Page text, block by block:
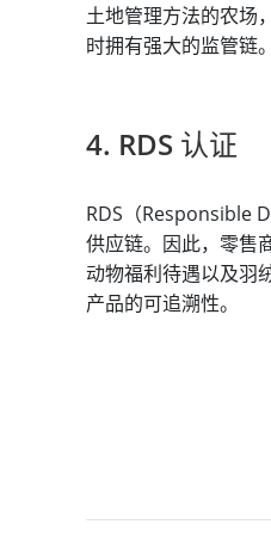
土地管理方法的农场
时拥有强大的监管链。
4. RDS 认证
RDS（Responsible
供应链。因此，零售
动物福利待遇以及羽
产品的可追溯性。